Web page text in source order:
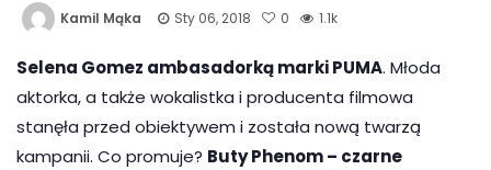
Kamil Mąka Sty 06, 2018 0 1.1k
Selena Gomez ambasadorką marki PUMA. Młoda
aktorka, a także wokalistka i producenta filmowa
stanęła przed obiektywem i została nową twarzą
kampanii. Co promuje? Buty Phenom – czarne